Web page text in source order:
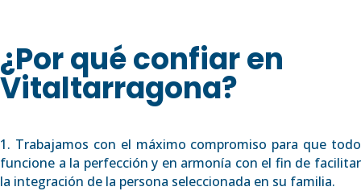
¿Por qué confiar en
Vitaltarragona?
1. Trabajamos con el máximo compromiso para que todo
funcione a la perfección y en armonía con el fin de facilitar
la integración de la persona seleccionada en su familia.